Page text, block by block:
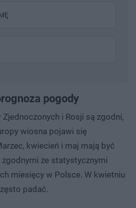
pogody
i Rosji są zgodni,
wiosna pojawi się
kwiecień i maj mają być
zgodnymi ze statystycznymi
miesięcy w Polsce. W kwietniu
padać.